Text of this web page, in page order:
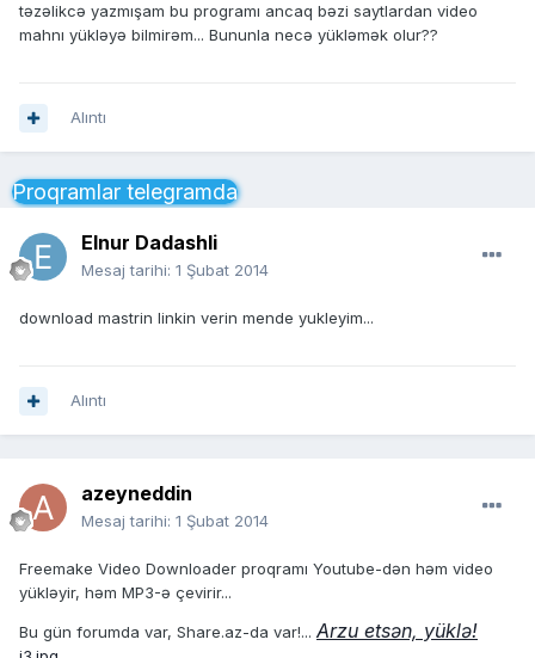
təzəlikcə yazmışam bu programı ancaq bəzi saytlardan video
mahnı yükləyə bilmirəm... Bununla necə yükləmək olur??
Alıntı
Proqramlar telegramda
Elnur Dadashli
Mesaj tarihi: 1 Şubat 2014
download mastrin linkin verin mende yukleyim...
Alıntı
azeyneddin
Mesaj tarihi: 1 Şubat 2014
Freemake Video Downloader proqramı Youtube-dən həm video
yükləyir, həm MP3-ə çevirir...
Bu gün forumda var, Share.az-da var!...Arzu etsən, yüklə!